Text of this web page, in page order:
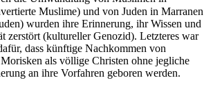
Muslime) und von Juden in Marranen
wurden ihre Erinnerung, ihr Wissen und
zerstört (kultureller Genozid). Letzteres war
dass künftige Nachkommen von
als völlige Christen ohne jegliche
an ihre Vorfahren geboren werden.